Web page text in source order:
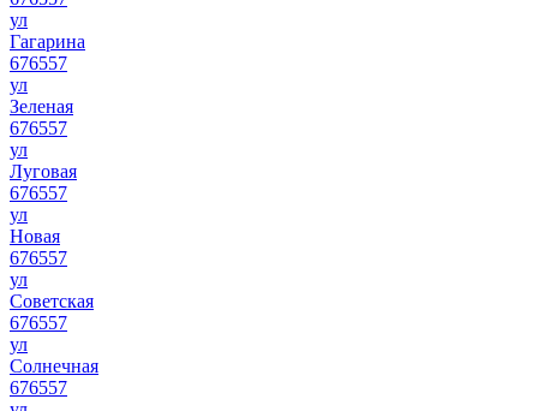
ул
Гагарина
676557
ул
Зеленая
676557
ул
Луговая
676557
ул
Новая
676557
ул
Советская
676557
ул
Солнечная
676557